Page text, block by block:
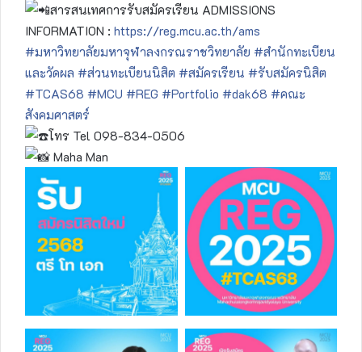
สารสนเทศการรับสมัครเรียน ADMISSIONS
INFORMATION : https://reg.mcu.ac.th/ams
#มหาวิทยาลัยมหาจุฬาลงกรณราชวิทยาลัย #สำนักทะเบียน
และวัดผล #ส่วนทะเบียนนิสิต #สมัครเรียน #รับสมัครนิสิต
#TCAS68 #MCU #REG #Portfolio #dak68 #คณะ
สังคมศาสตร์
โทร Tel 098-834-0506
Maha Man